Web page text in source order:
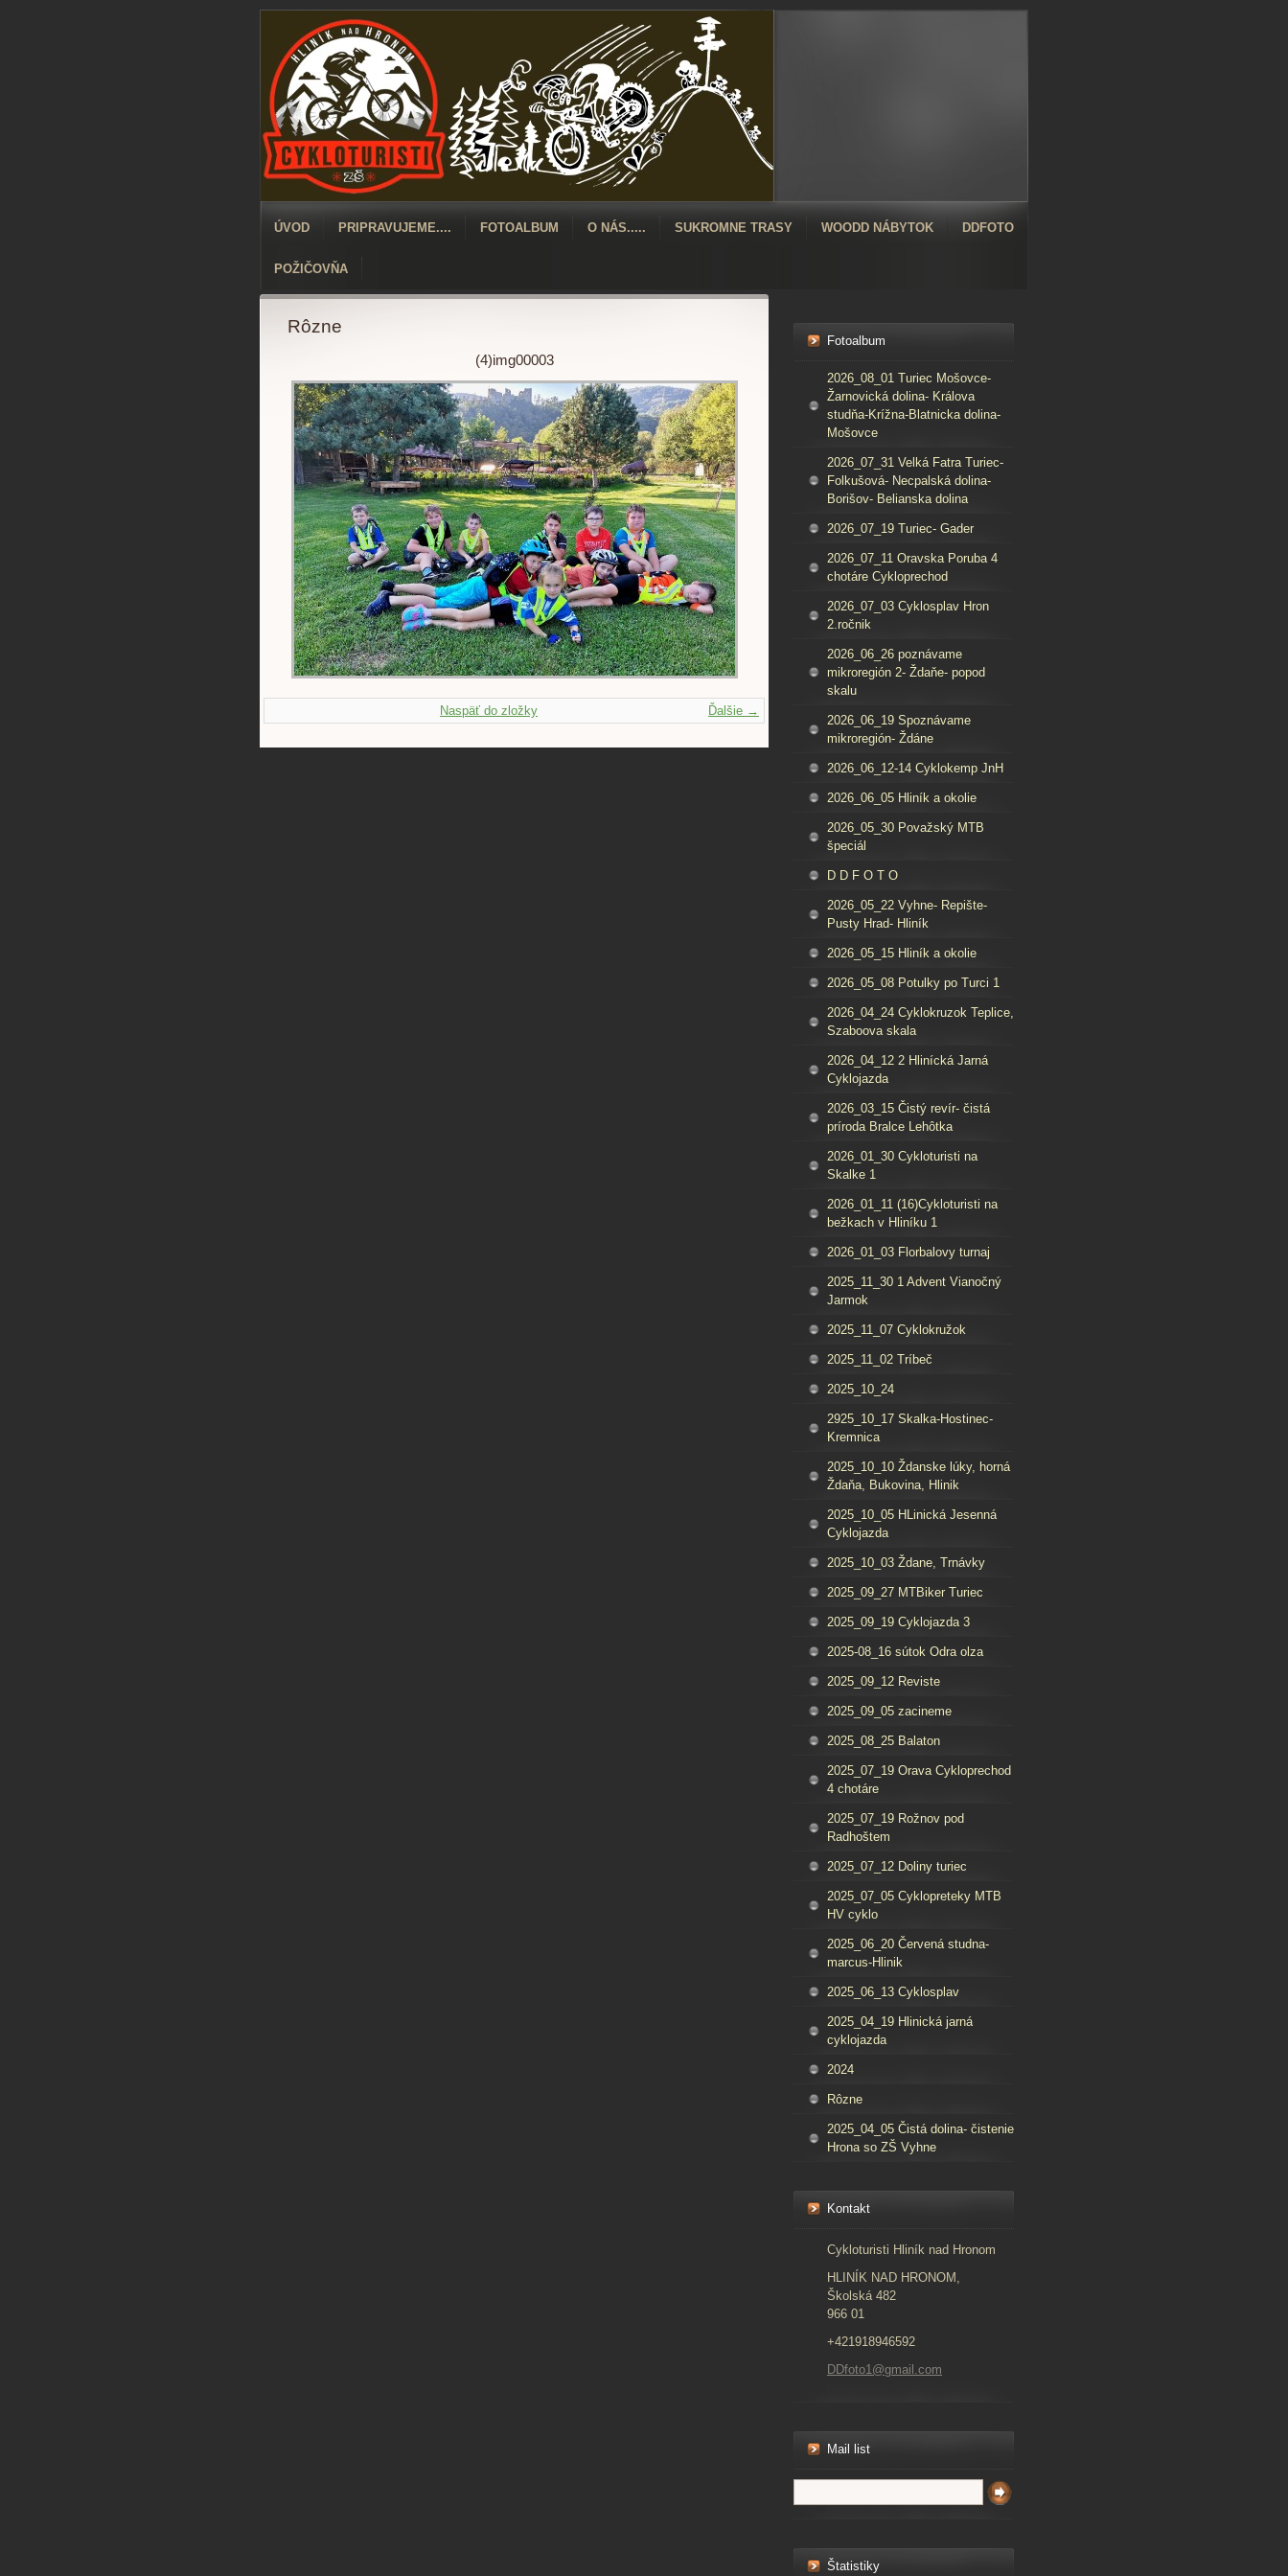
ÚVOD PRIPRAVUJEME.... FOTOALBUM O NÁS..... SUKROMNE TRASY WOODD NÁBYTOK DDFOTO
POŽIČOVŇA
Rôzne
(4)img00003
Ďalšie →
Naspäť do zložky
Fotoalbum
2026_08_01 Turiec Mošovce-
Žarnovická dolina- Králova
studňa-Krížna-Blatnicka dolina-
Mošovce
2026_07_31 Velká Fatra Turiec-
Folkušová- Necpalská dolina-
Borišov- Belianska dolina
2026_07_19 Turiec- Gader
2026_07_11 Oravska Poruba 4
chotáre Cykloprechod
2026_07_03 Cyklosplav Hron
2.ročnik
2026_06_26 poznávame
mikroregión 2- Ždaňe- popod
skalu
2026_06_19 Spoznávame
mikroregión- Ždáne
2026_06_12-14 Cyklokemp JnH
2026_06_05 Hliník a okolie
2026_05_30 Považský MTB
špeciál
D D F O T O
2026_05_22 Vyhne- Repište-
Pusty Hrad- Hliník
2026_05_15 Hliník a okolie
2026_05_08 Potulky po Turci 1
2026_04_24 Cyklokruzok Teplice,
Szaboova skala
2026_04_12 2 Hlinícká Jarná
Cyklojazda
2026_03_15 Čistý revír- čistá
príroda Bralce Lehôtka
2026_01_30 Cykloturisti na
Skalke 1
2026_01_11 (16)Cykloturisti na
bežkach v Hliníku 1
2026_01_03 Florbalovy turnaj
2025_11_30 1 Advent Vianočný
Jarmok
2025_11_07 Cyklokružok
2025_11_02 Tríbeč
2025_10_24
2925_10_17 Skalka-Hostinec-
Kremnica
2025_10_10 Ždanske lúky, horná
Ždaňa, Bukovina, Hlinik
2025_10_05 HLinická Jesenná
Cyklojazda
2025_10_03 Ždane, Trnávky
2025_09_27 MTBiker Turiec
2025_09_19 Cyklojazda 3
2025-08_16 sútok Odra olza
2025_09_12 Reviste
2025_09_05 zacineme
2025_08_25 Balaton
2025_07_19 Orava Cykloprechod
4 chotáre
2025_07_19 Rožnov pod
Radhoštem
2025_07_12 Doliny turiec
2025_07_05 Cyklopreteky MTB
HV cyklo
2025_06_20 Červená studna-
marcus-Hlinik
2025_06_13 Cyklosplav
2025_04_19 Hlinická jarná
cyklojazda
2024
Rôzne
2025_04_05 Čistá dolina- čistenie
Hrona so ZŠ Vyhne
Kontakt
Cykloturisti Hliník nad Hronom
HLINÍK NAD HRONOM,
Školská 482
966 01
+421918946592
DDfoto1@gmail.com
Mail list
Štatistiky